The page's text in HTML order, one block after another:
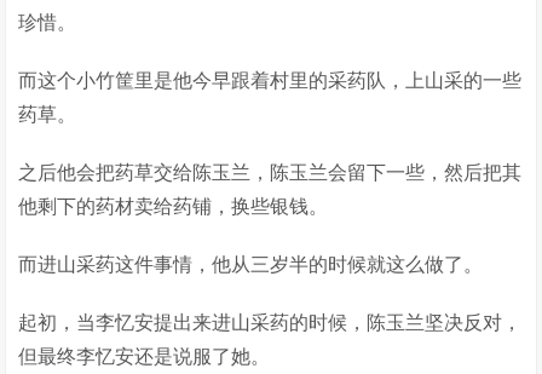
珍惜。
而这个小竹筐里是他今早跟着村里的采药队，上山采的一些
药草。
之后他会把药草交给陈玉兰，陈玉兰会留下一些，然后把其
他剩下的药材卖给药铺，换些银钱。
而进山采药这件事情，他从三岁半的时候就这么做了。
起初，当李忆安提出来进山采药的时候，陈玉兰坚决反对，
但最终李忆安还是说服了她。